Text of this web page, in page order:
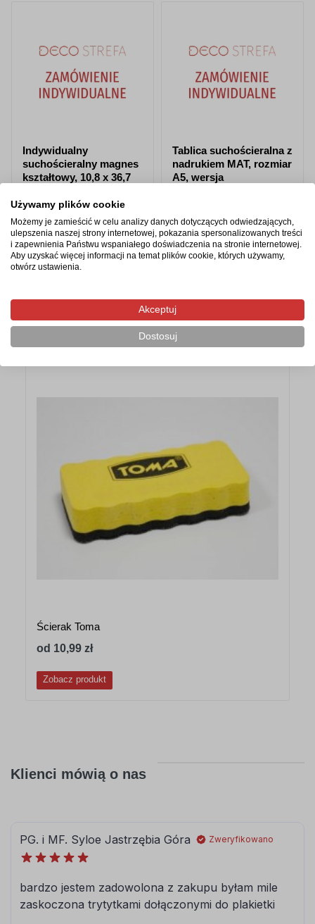
Indywidualny
suchościeralny magnes
kształtowy, 10,8 x 36,7
od 38,28 zł
Zobacz produkt
Tablica suchościeralna z
nadrukiem MAT, rozmiar
A5, wersja
od 23,20 zł
Zobacz produkt
Polecane akcesoria
Ścierak Toma
od 10,99 zł
Zobacz produkt
Klienci mówią o nas
Używamy plików cookie
Możemy je zamieścić w celu analizy danych dotyczących odwiedzających,
ulepszenia naszej strony internetowej, pokazania spersonalizowanych treści
i zapewnienia Państwu wspaniałego doświadczenia na stronie internetowej.
Aby uzyskać więcej informacji na temat plików cookie, których używamy,
otwórz ustawienia.
Akceptuj
Dostosuj